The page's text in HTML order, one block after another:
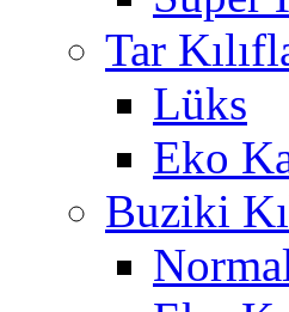
Tar
Lüks
Eko
Buziki